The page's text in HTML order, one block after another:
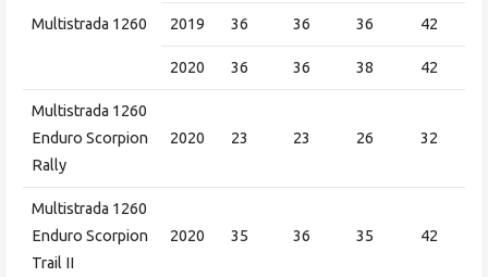
Multistrada 1260 2019 36 36 36 42
2020 36 36 38 42
Multistrada 1260
Enduro Scorpion
Rally
2020 23 23 26 32
Multistrada 1260
Enduro Scorpion
Trail II
2020 35 36 35 42